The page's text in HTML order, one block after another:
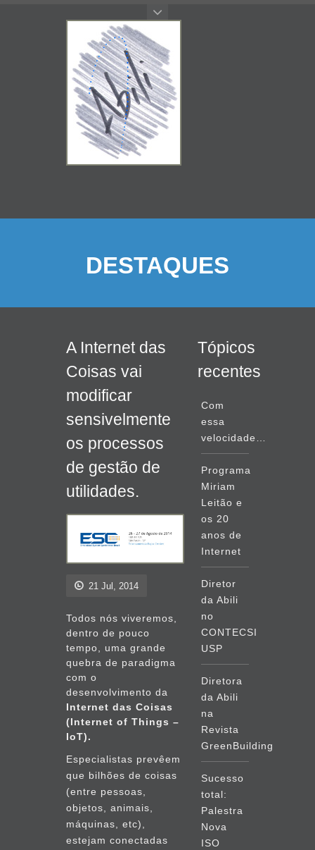
DESTAQUES
A Internet das
Coisas vai
modificar
sensivelmente
os processos
de gestão de
utilidades.
21 Jul, 2014
Todos nós viveremos,
dentro de pouco
tempo, uma grande
quebra de paradigma
com o
desenvolvimento da
Internet das Coisas
(Internet of Things –
IoT).
Especialistas prevêem
que bilhões de coisas
(entre pessoas,
objetos, animais,
máquinas, etc),
estejam conectadas
Tópicos
recentes
Com
essa
velocidade…
Programa
Miriam
Leitão e
os 20
anos de
Internet
Diretor
da Abili
no
CONTECSI
USP
Diretora
da Abili
na
Revista
GreenBuilding
Sucesso
total:
Palestra
Nova
ISO